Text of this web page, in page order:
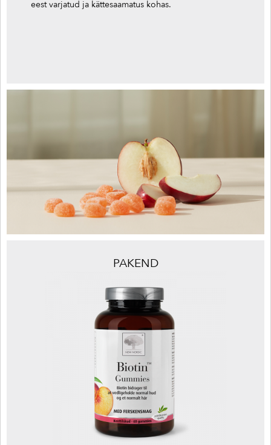
eest varjatud ja kättesaamatus kohas.
PAKEND